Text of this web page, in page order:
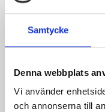
Samtycke
Denna webbplats
Vi använder
och annonserna till